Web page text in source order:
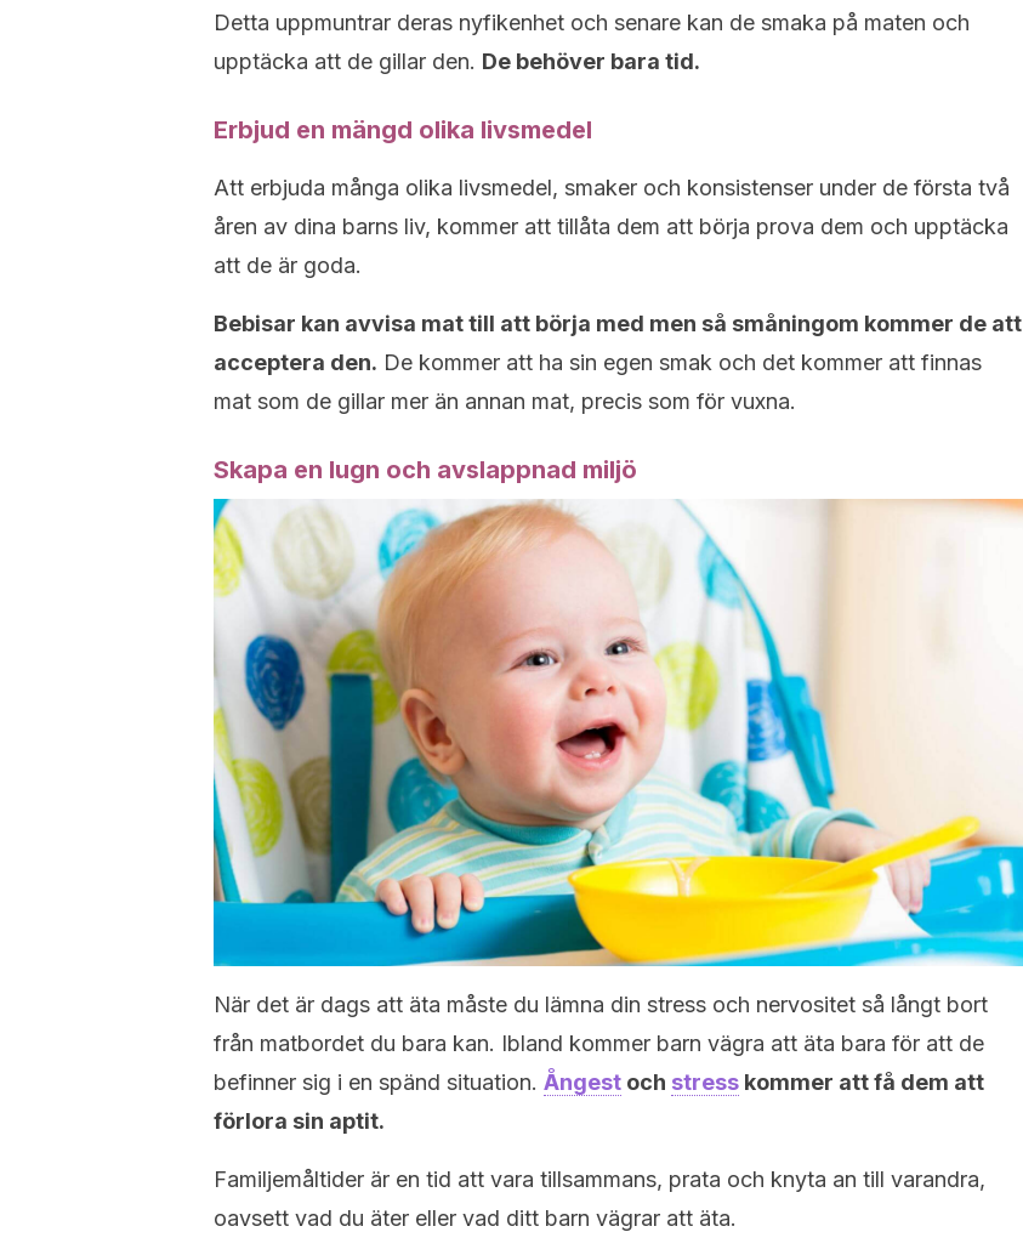
Detta uppmuntrar deras nyfikenhet och senare kan de smaka på maten och
upptäcka att de gillar den. De behöver bara tid.
Erbjud en mängd olika livsmedel
Att erbjuda många olika livsmedel, smaker och konsistenser under de första två
åren av dina barns liv, kommer att tillåta dem att börja prova dem och upptäcka
att de är goda.
Bebisar kan avvisa mat till att börja med men så småningom kommer de att
acceptera den. De kommer att ha sin egen smak och det kommer att finnas
mat som de gillar mer än annan mat, precis som för vuxna.
Skapa en lugn och avslappnad miljö
När det är dags att äta måste du lämna din stress och nervositet så långt bort
från matbordet du bara kan. Ibland kommer barn vägra att äta bara för att de
befinner sig i en spänd situation. Ångest och stress kommer att få dem att
förlora sin aptit.
Familjemåltider är en tid att vara tillsammans, prata och knyta an till varandra,
oavsett vad du äter eller vad ditt barn vägrar att äta.